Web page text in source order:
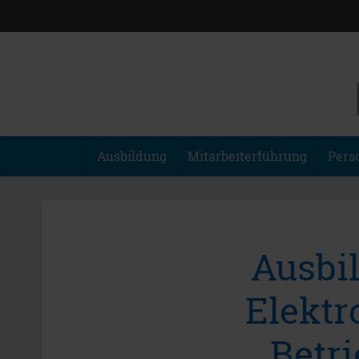
Ausbildung Mitarbeiterführung